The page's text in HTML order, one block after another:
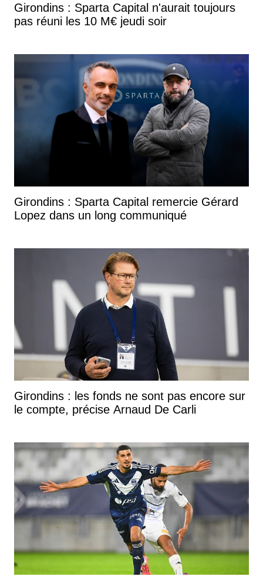
Girondins : Sparta Capital n'aurait toujours
pas réuni les 10 M€ jeudi soir
Girondins : Sparta Capital remercie Gérard
Lopez dans un long communiqué
Girondins : les fonds ne sont pas encore sur
le compte, précise Arnaud De Carli